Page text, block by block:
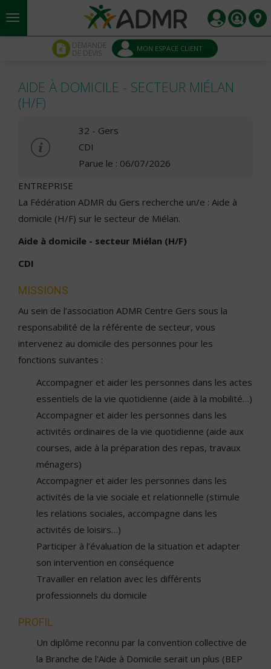
Aller au contenu principal
DEMANDE
DE DEVIS MON ESPACE CLIENT
AIDE À DOMICILE - SECTEUR MIÉLAN
(H/F)
32 - Gers
CDI
Parue le : 06/07/2026
ENTREPRISE
La Fédération ADMR du Gers recherche un/e : Aide à
domicile (H/F) sur le secteur de Miélan.
Aide à domicile - secteur Miélan (H/F)
CDI
MISSIONS
Au sein de l’association ADMR Centre Gers sous la
responsabilité de la référente de secteur, vous
intervenez au domicile des personnes pour les
fonctions suivantes :
Accompagner et aider les personnes dans les actes
essentiels de la vie quotidienne (aide à la mobilité…)
Accompagner et aider les personnes dans les
activités ordinaires de la vie quotidienne (aide aux
courses, aide à la préparation des repas, travaux
ménagers)
Accompagner et aider les personnes dans les
activités de la vie sociale et relationnelle (stimule
les relations sociales, accompagne dans les
activités de loisirs…)
Participer à l’évaluation de la situation et adapter
son intervention en conséquence
Travailler en relation avec les différents
professionnels du domicile
PROFIL
Un diplôme reconnu par la convention collective de
la Branche de l'Aide à Domicile serait un plus (BEP
Panneau de gestion des cookies